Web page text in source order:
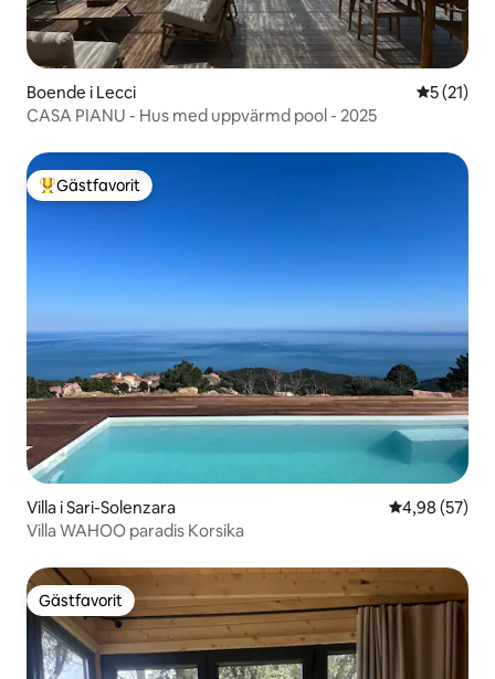
Boende i Lecci 5 av 5 i
5 (21)
CASA PIANU - Hus med uppvärmd pool - 2025
Populär gästfavorit
Gästfavorit
Villa i Sari-Solenzara 4,98 av 5 i
4,98 (57)
Villa WAHOO paradis Korsika
Gästfavorit
Gästfavorit